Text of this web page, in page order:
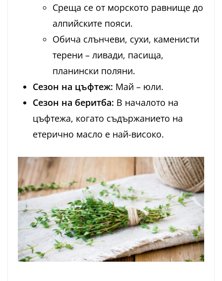
Среща се от морското равнище до
алпийските пояси.
Обича слънчеви, сухи, каменисти
терени – ливади, пасища,
планински поляни.
Сезон на цъфтеж: Май – юли.
Сезон на беритба: В началото на
цъфтежа, когато съдържанието на
етерично масло е най-високо.